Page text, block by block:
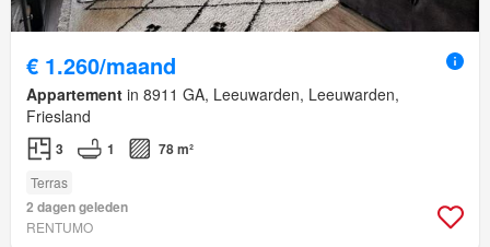
€ 1.260/maand
Appartement in 8911 GA, Leeuwarden, Leeuwarden,
Friesland
3 1 78 m²
Terras
2 dagen geleden
RENTUMO